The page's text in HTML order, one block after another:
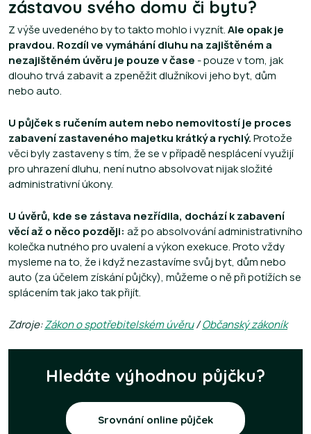
zástavou svého domu či bytu?
Z výše uvedeného by to takto mohlo i vyznít.Ale opak je
pravdou. Rozdíl ve vymáhání dluhu na zajištěném a
nezajištěném úvěru je pouze v čase - pouze v tom, jak
dlouho trvá zabavit a zpeněžit dlužníkovi jeho byt, dům
nebo auto.
U půjček s ručením autem nebo nemovitostí je proces
zabavení zastaveného majetku krátký a rychlý.Protože
věci byly zastaveny s tím, že se v případě nesplácení využijí
pro uhrazení dluhu, není nutno absolvovat nijak složité
administrativní úkony.
U úvěrů, kde se zástava nezřídila, dochází k zabavení
věcí až o něco později: až po absolvování administrativního
kolečka nutného pro uvalení a výkon exekuce. Proto vždy
mysleme na to, že i když nezastavíme svůj byt, dům nebo
auto (za účelem získání půjčky), můžeme o ně při potížích se
splácením tak jako tak přijít.
Zdroje:Zákon o spotřebitelském úvěru/Občanský zákoník
Hledáte výhodnou půjčku?
Srovnání online půjček